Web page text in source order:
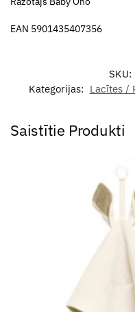
EAN 5901435407356
SKU:
Kategorijas: Lacītes /
Saistītie Produkti